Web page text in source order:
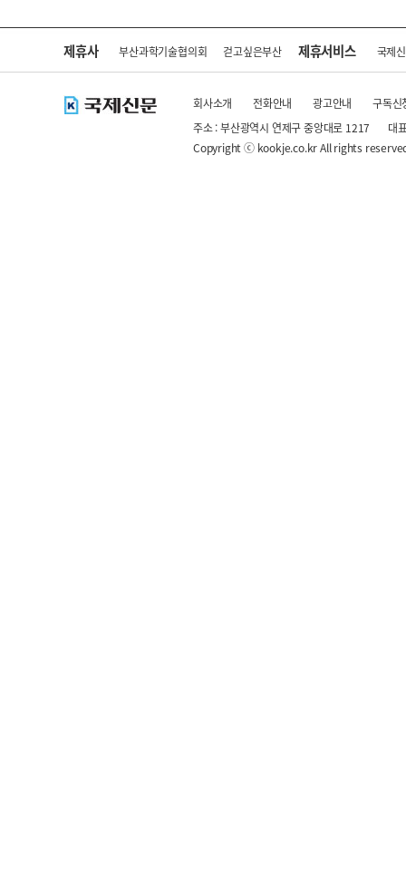
제휴사 부산과학기술협의회 걷고싶은부산 제휴서비스 국제
회사소개 전화안내 광고안내
구독신
주소 : 부산광역시 연제구 중앙대로 1217
대
Copyright ⓒ kookje.co.kr All rights